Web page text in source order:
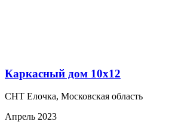
Каркасный дом 10х12
СНТ Елочка, Московская область
Апрель 2023